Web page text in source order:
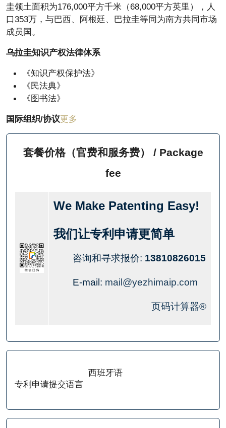
圭领土面积为176,000平方千米（68,000平方英里），人
口353万，与巴西、阿根廷、巴拉圭等同为南方共同市场
成员国。
乌拉圭知识产权法律体系
《知识产权保护法》
《民法典》
《图书法》
国际组织/协议更多
套餐价格（官费和服务费） / Package
fee
We Make Patenting Easy!
我们让专利申请更简单
咨询和寻求报价: 13810826015
E-mail: mail@yezhimaip.com
页码计算器®
专利申请提交语言
西班牙语